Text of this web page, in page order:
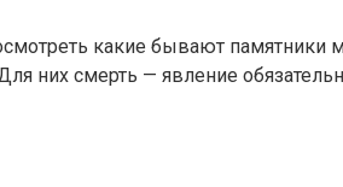
какие бывают памятники
них смерть — явление